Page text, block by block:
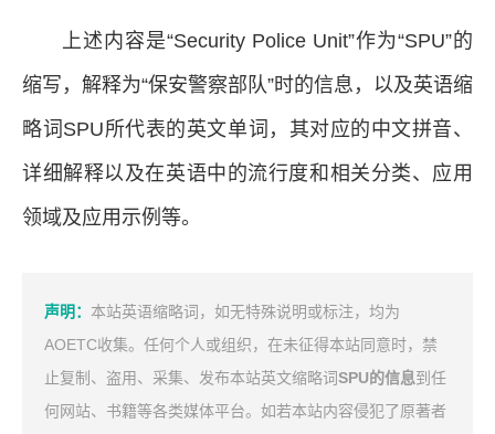
上述内容是“Security Police Unit”作为“SPU”的
缩写，解释为“保安警察部队”时的信息，以及英语缩
略词SPU所代表的英文单词，其对应的中文拼音、
详细解释以及在英语中的流行度和相关分类、应用
领域及应用示例等。
声明： 本站英语缩略词，如无特殊说明或标注，均为
AOETC收集。任何个人或组织，在未征得本站同意时，禁
止复制、盗用、采集、发布本站英文缩略词SPU的信息到任
何网站、书籍等各类媒体平台。如若本站内容侵犯了原著者